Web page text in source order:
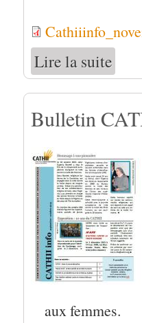
Lire la suite
Bulletin
aux femmes.